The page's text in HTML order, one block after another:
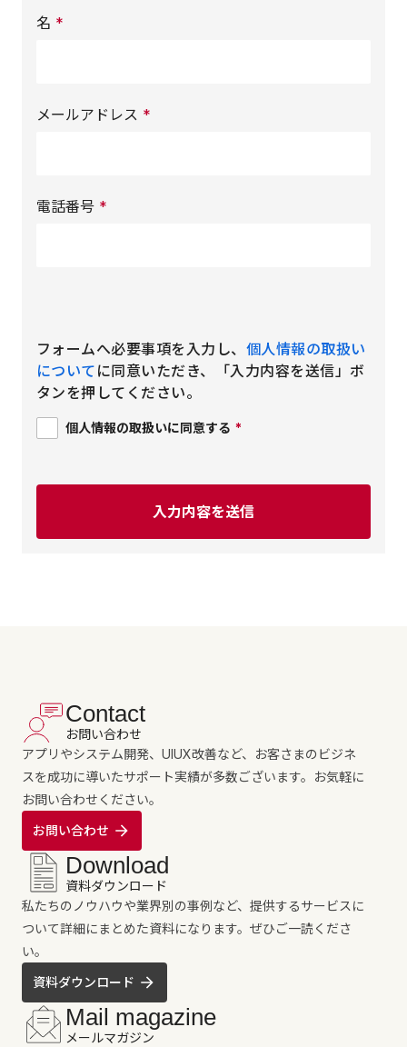
名 *
メールアドレス *
電話番号 *
フォームへ必要事項を入力し、 個人情報の取扱い
について に同意いただき、「入力内容を送信」ボ
タンを押してください。
個人情報の取扱いに同意する *
Contact
お問い合わせ
アプリやシステム開発、UIUX改善など、お客さまのビジネ
スを成功に導いたサポート実績が多数ございます。お気軽に
お問い合わせください。
お問い合わせ
Download
資料ダウンロード
私たちのノウハウや業界別の事例など、提供するサービスに
ついて詳細にまとめた資料になります。ぜひご一読くださ
い。
資料ダウンロード
Mail magazine
メールマガジン